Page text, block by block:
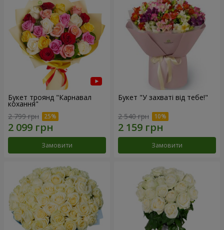
Букет троянд "Карнавал
кохання"
2 799 грн
Замовити
Букет "У захваті від тебе!"
2 540 грн
Замовити